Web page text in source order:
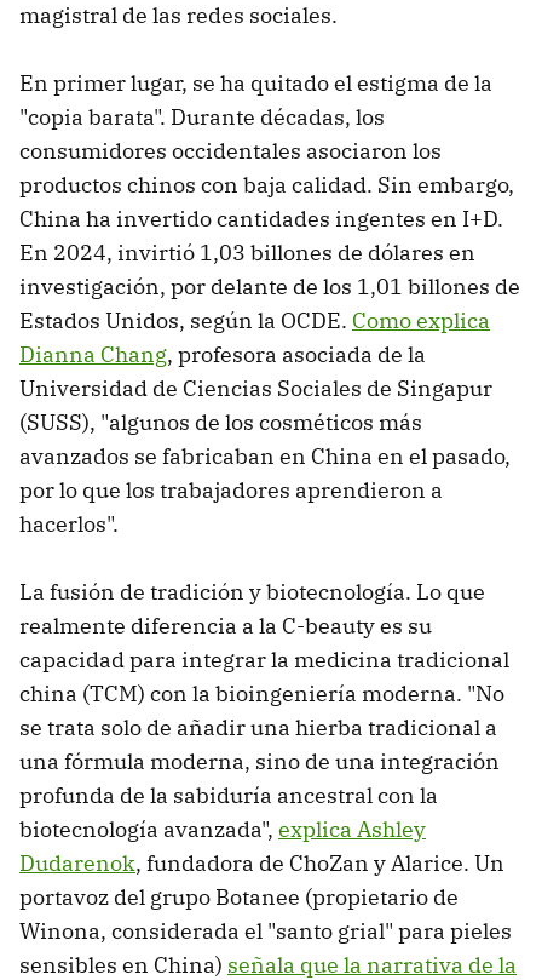
magistral de las redes sociales.
En primer lugar, se ha quitado el estigma de la
"copia barata". Durante décadas, los
consumidores occidentales asociaron los
productos chinos con baja calidad. Sin embargo,
China ha invertido cantidades ingentes en I+D.
En 2024, invirtió 1,03 billones de dólares en
investigación, por delante de los 1,01 billones de
Estados Unidos, según la OCDE. Como explica
Dianna Chang, profesora asociada de la
Universidad de Ciencias Sociales de Singapur
(SUSS), "algunos de los cosméticos más
avanzados se fabricaban en China en el pasado,
por lo que los trabajadores aprendieron a
hacerlos".
La fusión de tradición y biotecnología. Lo que
realmente diferencia a la C-beauty es su
capacidad para integrar la medicina tradicional
china (TCM) con la bioingeniería moderna. "No
se trata solo de añadir una hierba tradicional a
una fórmula moderna, sino de una integración
profunda de la sabiduría ancestral con la
biotecnología avanzada", explica Ashley
Dudarenok, fundadora de ChoZan y Alarice. Un
portavoz del grupo Botanee (propietario de
Winona, considerada el "santo grial" para pieles
sensibles en China) señala que la narrativa de la